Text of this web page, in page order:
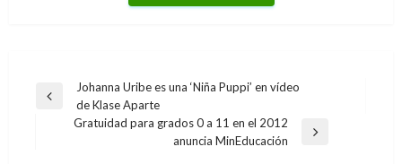
Navegación
Entrada
anterior
Johanna Uribe es una ‘Niña Puppi’ en vídeo
de Klase Aparte
Gratuidad para grados 0 a 11 en el 2012
anuncia MinEducación